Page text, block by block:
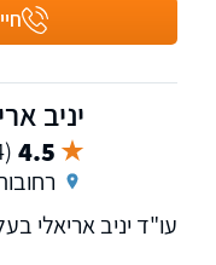
יניב
4.5 (4 ממליצים)
עו"ד יניב אריאלי